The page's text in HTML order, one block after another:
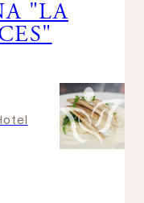
"LA